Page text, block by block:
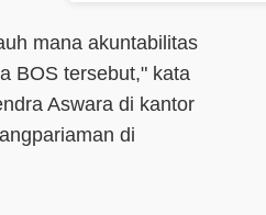
mana akuntabilitas
BOS tersebut," kata
Aswara di kantor
di